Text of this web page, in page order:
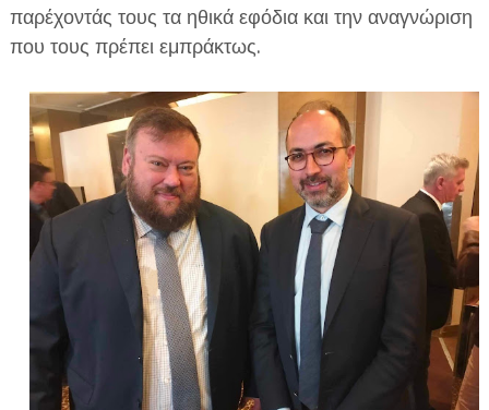
παρέχοντάς τους τα ηθικά εφόδια και την αναγνώριση
που τους πρέπει εμπράκτως.